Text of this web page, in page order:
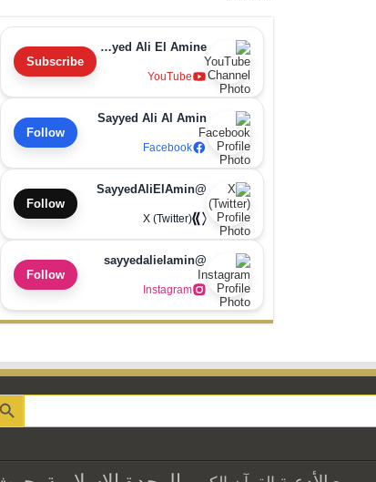
Sayyed Ali El Amine
YouTube
Subscribe
Sayyed Ali Al Amin
Facebook
Follow
@SayyedAliElAmin
X (Twitter)
Follow
@sayyedalielamin
Instagram
Follow